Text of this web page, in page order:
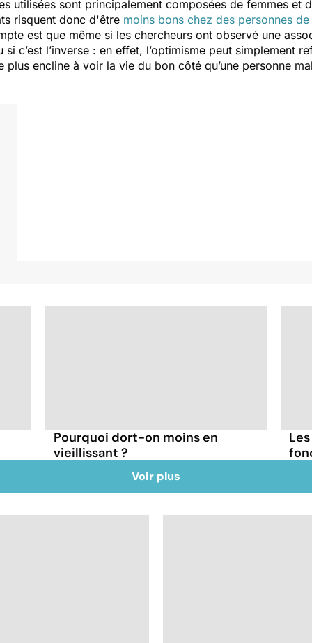
utilisées sont principalement composées de femmes et
risquent donc d'être moins bons chez des personnes
est que même si les chercheurs ont observé une
si c’est l’inverse : en effet, l’optimisme peut simplement
encline à voir la vie du bon côté qu’une personne
Pourquoi dort-on moins en
vieillissant ?
Voir plus